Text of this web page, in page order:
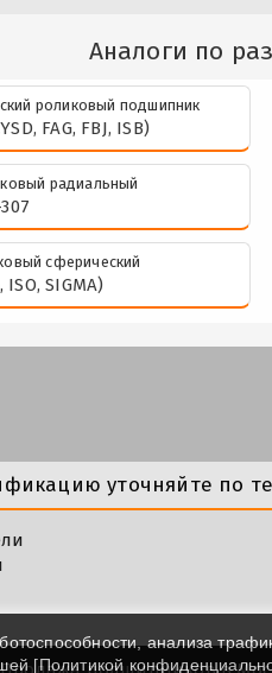
Аналоги по
роликовый подшипник
FAG, FBJ, ISB)
радиальный
сферический
ISO, SIGMA)
уточняйте по
анализа
[Политикой